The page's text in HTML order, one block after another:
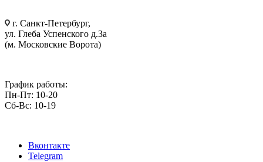
г. Санкт-Петербург,
ул. Глеба Успенского д.3а
(м. Московские Ворота)
График работы:
Пн-Пт: 10-20
Сб-Вс: 10-19
Вконтакте
Telegram